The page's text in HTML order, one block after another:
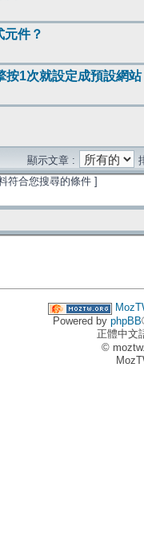
元件？
按1次就設定成預設網站
顯示文章 :
符合您搜尋的條件 ]
Powered by phpBB
正體中文
©